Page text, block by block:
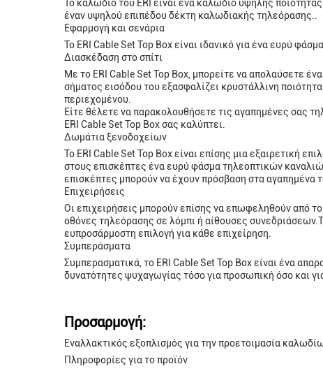
Το καλώδιο του ERI είναι ένα καλώδιο υψηλής
έναν υψηλού επιπέδου δέκτη καλωδιακής τηλεόρασης..
Εφαρμογή και σενάρια
Το ERI Cable Set Top Box είναι ιδανικό για ένα ευρύ
Διασκέδαση στο σπίτι
Με το ERI Cable Set Top Box, μπορείτε να απολαύσετε
σήματος εισόδου του εξασφαλίζει κρυστάλλινη
περιεχομένου.
Είτε θέλετε να παρακολουθήσετε τις αγαπημένες σας
ERI Cable Set Top Box σας καλύπτει.
Δωμάτια ξενοδοχείων
Το ERI Cable Set Top Box είναι επίσης μια εξαιρετική
στους επισκέπτες ένα ευρύ φάσμα τηλεοπτικών
επισκέπτες μπορούν να έχουν πρόσβαση στα αγαπημένα
Επιχειρήσεις
Οι επιχειρήσεις μπορούν επίσης να επωφεληθούν από
οθόνες τηλεόρασης σε λόμπι ή αίθουσες
ευπροσάρμοστη επιλογή για κάθε επιχείρηση.
Συμπεράσματα
Συμπερασματικά, το ERI Cable Set Top Box είναι ένα
δυνατότητες ψυχαγωγίας τόσο για προσωπική όσο και
Προσαρμογή:
Εναλλακτικός εξοπλισμός για την προετοιμασία
Πληροφορίες για το προϊόν